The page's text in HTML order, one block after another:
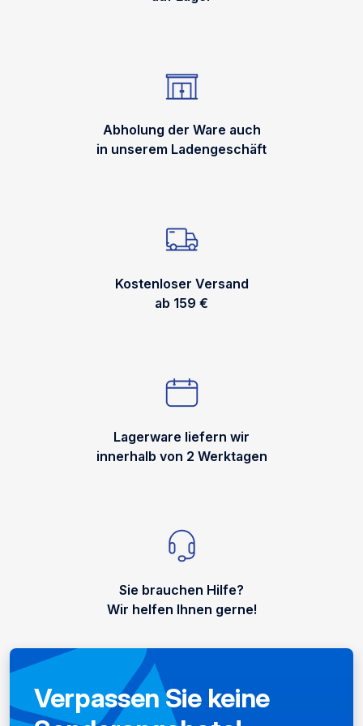
Abholung der Ware auch
in unserem Ladengeschäft
Kostenloser Versand
ab 159 €
Lagerware liefern wir
innerhalb von 2 Werktagen
Sie brauchen Hilfe?
Wir helfen Ihnen gerne!
Verpassen Sie keine